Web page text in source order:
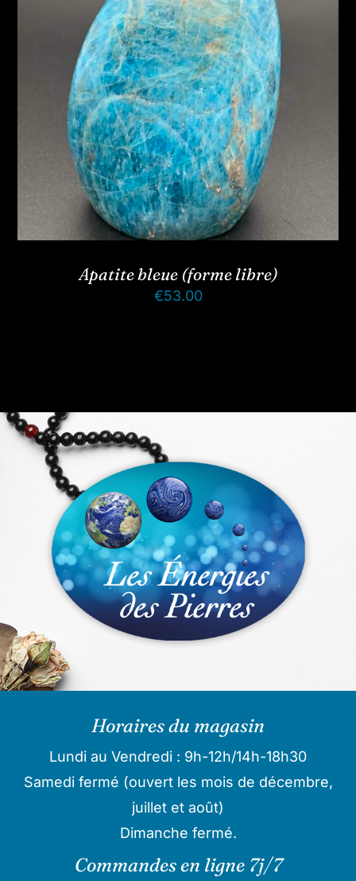
Apatite bleue (forme libre)
€53.00
Horaires du magasin
Lundi au Vendredi : 9h-12h/14h-18h30
Samedi fermé (ouvert les mois de décembre,
juillet et août)
Dimanche fermé.
Commandes en ligne 7j/7